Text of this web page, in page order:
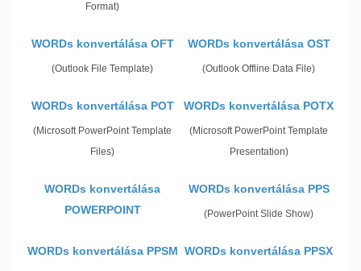
Format)
WORDs konvertálása OFT
(Outlook File Template)
WORDs konvertálása OST
(Outlook Offline Data File)
WORDs konvertálása POT
(Microsoft PowerPoint Template
Files)
WORDs konvertálása POTX
(Microsoft PowerPoint Template
Presentation)
WORDs konvertálása
POWERPOINT
WORDs konvertálása PPS
(PowerPoint Slide Show)
WORDs konvertálása PPSM WORDs konvertálása PPSX